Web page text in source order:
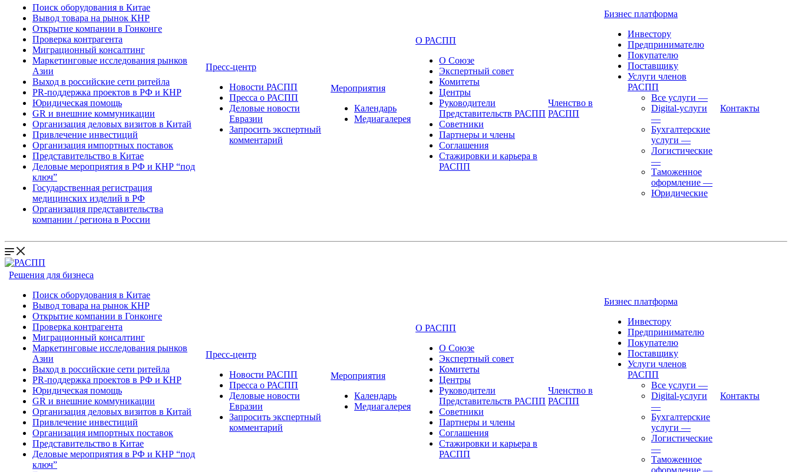
Поиск оборудования в Китае
Вывод товара на рынок КНР
Открытие компании в Гонконге
Проверка контрагента
Миграционный консалтинг
Маркетинговые исследования рынков
Азии
Выход в российские сети ритейла
PR-поддержка проектов в РФ и КНР
Юридическая помощь
GR и внешние коммуникации
Организация деловых визитов в Китай
Привлечение инвестиций
Организация импортных поставок
Представительство в Китае
Деловые мероприятия в РФ и КНР “под
ключ”
Государственная регистрация
медицинских изделий в РФ
Организация представительства
компании / региона в России
Пресс-центр
Новости РАСПП
Пресса о РАСПП
Деловые новости
Евразии
Запросить экспертный
комментарий
Мероприятия
Календарь
Медиагалерея
О РАСПП
О Союзе
Экспертный совет
Комитеты
Центры
Руководители
Представительств РАСПП
Советники
Партнеры и члены
Соглашения
Стажировки и карьера в
РАСПП
Членство в
РАСПП
Бизнес платформа
Инвестору
Предпринимателю
Покупателю
Поставщику
Услуги членов
РАСПП
Все услуги —
Digital-услуги
—
Бухгалтерские
услуги —
Логистические
—
Таможенное
оформление —
Юридические
Контакты
Решения для бизнеса
Поиск оборудования в Китае
Вывод товара на рынок КНР
Открытие компании в Гонконге
Проверка контрагента
Миграционный консалтинг
Маркетинговые исследования рынков
Азии
Выход в российские сети ритейла
PR-поддержка проектов в РФ и КНР
Юридическая помощь
GR и внешние коммуникации
Организация деловых визитов в Китай
Привлечение инвестиций
Организация импортных поставок
Представительство в Китае
Деловые мероприятия в РФ и КНР “под
ключ”
Пресс-центр
Новости РАСПП
Пресса о РАСПП
Деловые новости
Евразии
Запросить экспертный
комментарий
Мероприятия
Календарь
Медиагалерея
О РАСПП
О Союзе
Экспертный совет
Комитеты
Центры
Руководители
Представительств РАСПП
Советники
Партнеры и члены
Соглашения
Стажировки и карьера в
РАСПП
Членство в
РАСПП
Бизнес платформа
Инвестору
Предпринимателю
Покупателю
Поставщику
Услуги членов
РАСПП
Все услуги —
Digital-услуги
—
Бухгалтерские
услуги —
Логистические
—
Таможенное
оформление —
Контакты